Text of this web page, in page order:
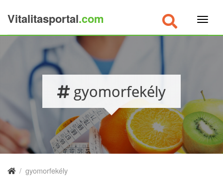
Vitalitasportal.com
gyomorfekély
/ gyomorfekély
×